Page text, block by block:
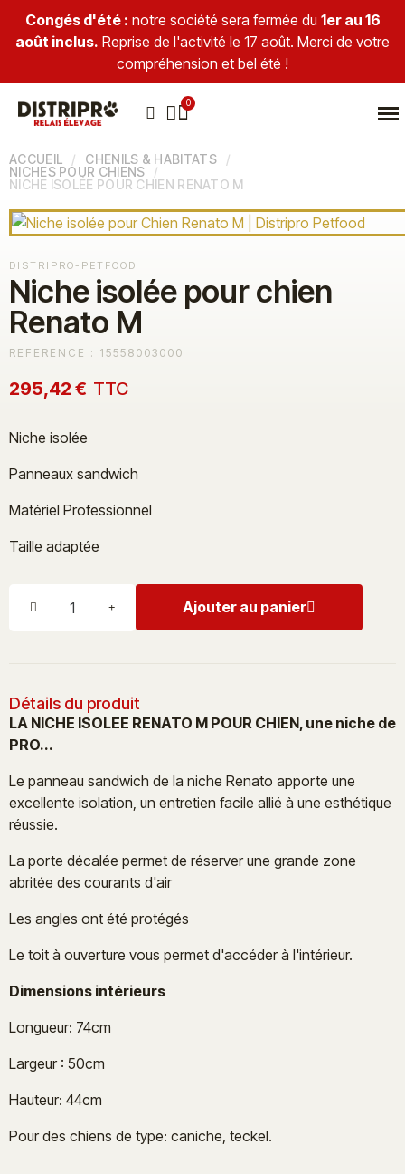
Congés d'été : notre société sera fermée du 1er au 16
août inclus. Reprise de l'activité le 17 août. Merci de votre
compréhension et bel été !
ACCUEIL
CHENILS & HABITATS
NICHES POUR CHIENS
NICHE ISOLÉE POUR CHIEN RENATO M
DISTRIPRO-PETFOOD
Niche isolée pour chien
Renato M
REFERENCE : 15558003000
295,42 € TTC
Niche isolée
Panneaux sandwich
Matériel Professionnel
Taille adaptée
Ajouter au panier
Détails du produit
LA NICHE ISOLEE RENATO M POUR CHIEN, une niche de
PRO...
Le panneau sandwich de la niche Renato apporte une
excellente isolation, un entretien facile allié à une esthétique
réussie.
La porte décalée permet de réserver une grande zone
abritée des courants d'air
Les angles ont été protégés
Le toit à ouverture vous permet d'accéder à l'intérieur.
Dimensions intérieurs
Longueur: 74cm
Largeur : 50cm
Hauteur: 44cm
Pour des chiens de type: caniche, teckel.